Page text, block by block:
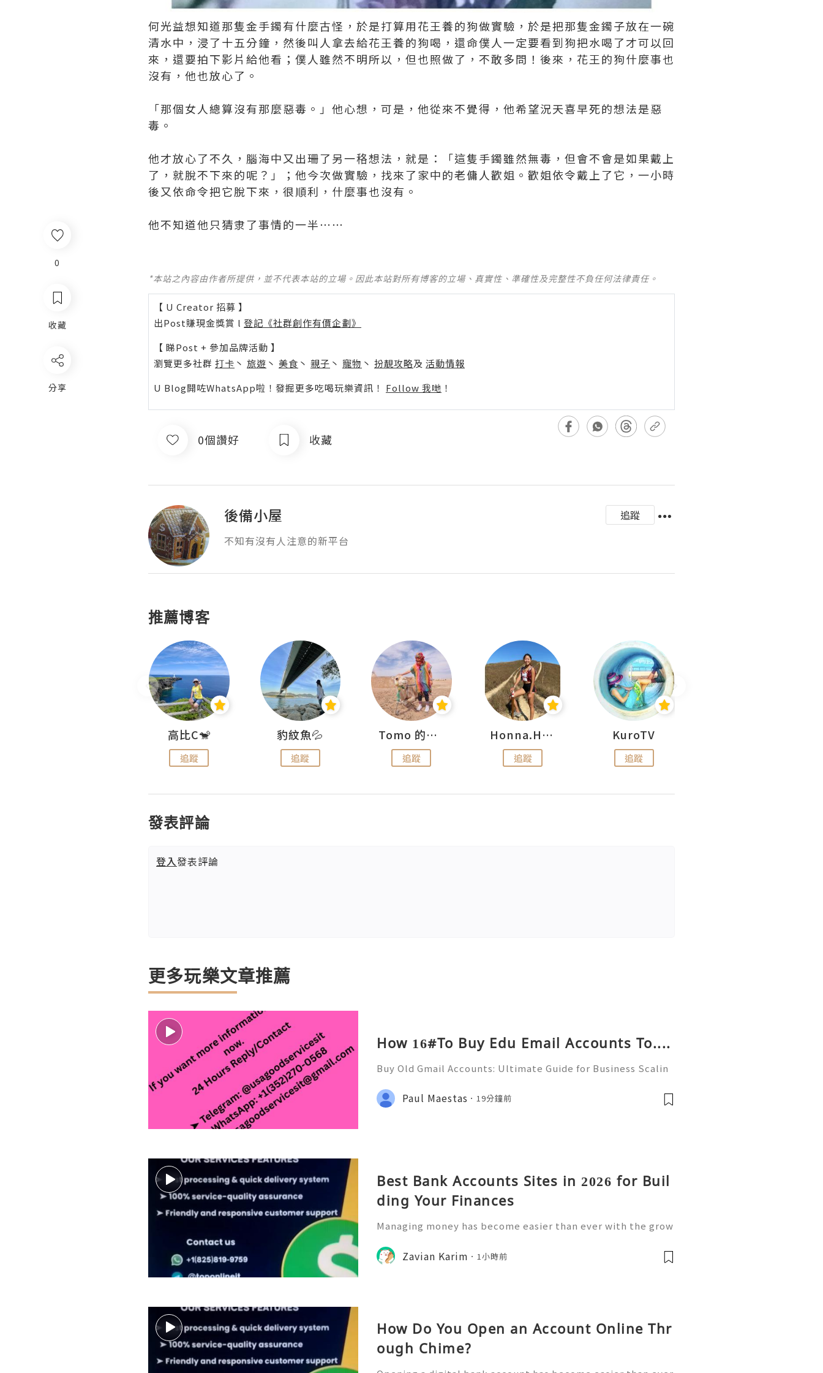
0
收藏
分享
何光益想知道那隻金手鐲有什麼古怪，於是打算用花王養的狗做實驗，於是把那隻金鐲子放在一碗
清水中，浸了十五分鐘，然後叫人拿去給花王養的狗喝，還命僕人一定要看到狗把水喝了才可以回
來，還要拍下影片給他看；僕人雖然不明所以，但也照做了，不敢多問！後來，花王的狗什麼事也
沒有，他也放心了。
「那個女人總算沒有那麼惡毒。」他心想，可是，他從來不覺得，他希望況天喜早死的想法是惡
毒。
他才放心了不久，腦海中又出珊了另一䅂想法，就是：「這隻手鐲雖然無毒，但會不會是如果戴上
了，就脫不下來的呢？」；他今次做實驗，找來了家中的老傭人歡姐。歡姐依令戴上了它，一小時
後又依命令把它脫下來，很順利，什麼事也沒有。
他不知道他只猜隶了事情的一半⋯⋯
*本站之內容由作者所提供，並不代表本站的立場。因此本站對所有博客的立場、真實性、準確性及完整性不負任何法律責任。
【 U Creator 招募 】
出Post賺現金獎賞 l 登記《社群創作有價企劃》
【 睇Post + 參加品牌活動 】
瀏覽更多社群 打卡 丶 旅遊 丶 美食 丶 親子 丶 寵物 丶 扮靚攻略及 活動情報
U Blog開咗WhatsApp啦！發掘更多吃喝玩樂資訊！ Follow 我哋 ！
0個讚好 收藏
後備小屋
追蹤
不知有沒有人注意的新平台
推薦博客
高比C🐒
追蹤
豹紋魚💦
追蹤
Tomo 的快樂宇宙
追蹤
Honna.H 出走
追蹤
KuroTV
追蹤
發表評論
登入發表評論
更多玩樂文章推薦
How 16#To Buy Edu Email Accounts To....
Buy Old Gmail Accounts: Ultimate Guide for Business Scalin
hatsApp: +1(352)270-0568 ➤ Email: usagoodservicesit@gmai
l.co Meta Description: Looking
Paul Maestas 19分鐘前
Best Bank Accounts Sites in 2026 for Buil
ding Your Finances
Managing money has become easier than ever with the grow
ns. In 2026, people are increasingly looking for reliable bank
account options that
Zavian Karim 1小時前
How Do You Open an Account Online Thr
ough Chime?